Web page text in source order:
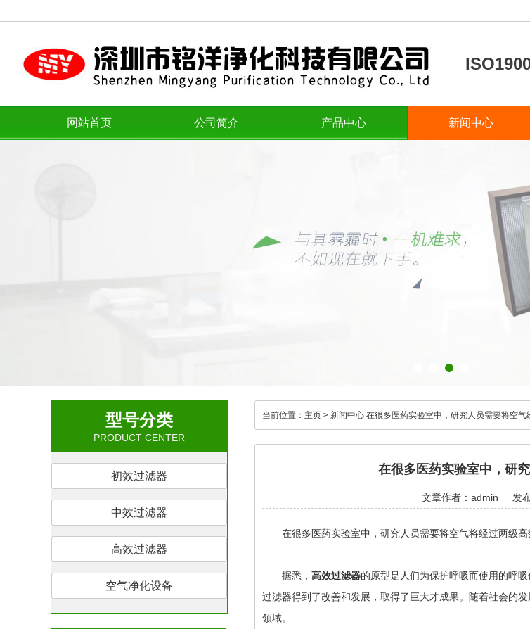
网站首页 公司简介 产品中心 新闻中心
型号分类
PRODUCT CENTER
初效过滤器
中效过滤器
高效过滤器
空气净化设备
当前位置： 主页 > 新闻中心 在很多医药实验室中，研究人员需要将空
在很多医药实验室中，研
文章作者：admin 发
在很多医药实验室中，研究人员需要将空气将经过两级高
据悉， 高效过滤器的原型是人们为保护呼吸而使用的呼
过滤器得到了改善和发展，取得了巨大才成果。随着社会的
领域。